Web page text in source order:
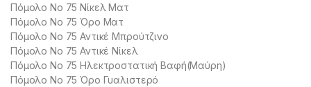
Πόμολο Νο 75 Νίκελ Ματ
Πόμολο Νο 75 Όρο Ματ
Πόμολο Νο 75 Αντικέ Μπρούτζινο
Πόμολο Νο 75 Αντικέ Νίκελ
Πόμολο Νο 75 Ηλεκτροστατική Βαφή(Μαύρη)
Πόμολο Νο 75 Όρο Γυαλιστερό